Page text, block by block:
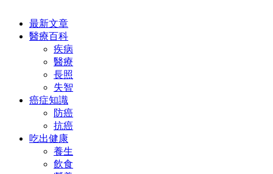
最新文章
醫療百科
疾病
醫療
長照
失智
癌症知識
防癌
抗癌
吃出健康
養生
飲食